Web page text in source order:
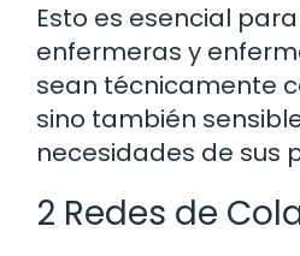
Esto es esencial
enfermeras y
sean técnicamente
sino también
necesidades de sus
2 Redes de